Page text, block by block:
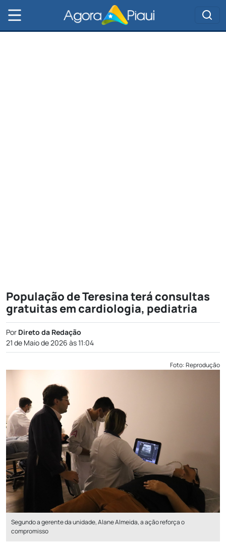
População de Teresina terá consultas
gratuitas em cardiologia, pediatria
Por Direto da Redação
21 de Maio de 2026 às 11:04
Foto: Reprodução
Segundo a gerente da unidade, Alane Almeida, a ação reforça o
compromisso